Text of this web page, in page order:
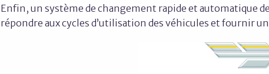
Enfin, un système de changement rapide et automatique
répondre aux cycles d’utilisation des véhicules et fournir